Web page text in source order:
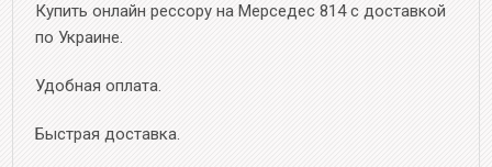
Купить онлайн рессору на Мерседес 814 с доставкой
по Украине.
Удобная оплата.
Быстрая доставка.